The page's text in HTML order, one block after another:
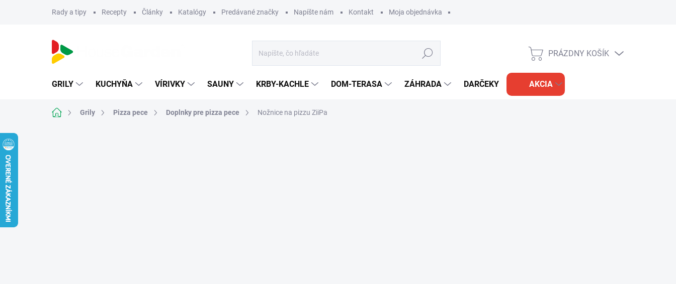
Rady a tipy Recepty Články Katalógy Predávané značky Napíšte nám Kontakt Moja objednávka
Hľadať
NÁKUPNÝ
PRÁZDNY KOŠÍK
GRILY KUCHYŇA VÍRIVKY SAUNY KRBY-KACHLE DOM-TERASA ZÁHRADA DARČEKY AKCIA
DomovGrily Pizza pece Doplnky pre pizza pece Nožnice na pizzu ZiiPa